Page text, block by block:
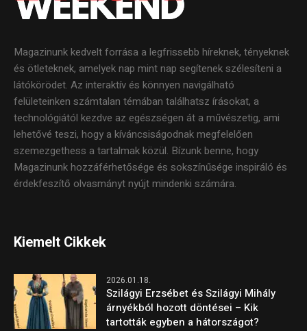
Magazinunk kedvelt forrása a legfrissebb híreknek, tényeknek
és ötleteknek, amelyek nap mint nap segítenek szélesíteni a
látókörödet. Az interaktív és könnyen navigálható
felületeinken számtalan témában találhatsz írásokat, a
technológiától kezdve az egészségen át a művészetig, ami
lehetővé teszi, hogy a kíváncsiságodnak megfelelően
szemezgethess a tartalmak közül. Bízunk benne, hogy
Magazinunk hozzáférhetősége és sokszínűsége inspiráló és
érdekfeszítő olvasmányt nyújt mindenki számára.
Kiemelt Cikkek
2026.01.18.
Szilágyi Erzsébet és Szilágyi Mihály
árnyékból hozott döntései – Kik
tartották egyben a hátországot?